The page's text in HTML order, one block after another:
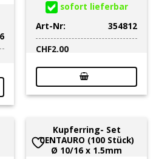
sofort lieferbar
Art-Nr:
354812
CHF2.00
Kupferring- Set
CENTAURO (100 Stück)
Ø 10/16 x 1.5mm